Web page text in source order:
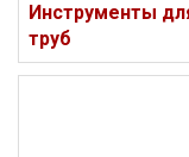
Инструменты
труб